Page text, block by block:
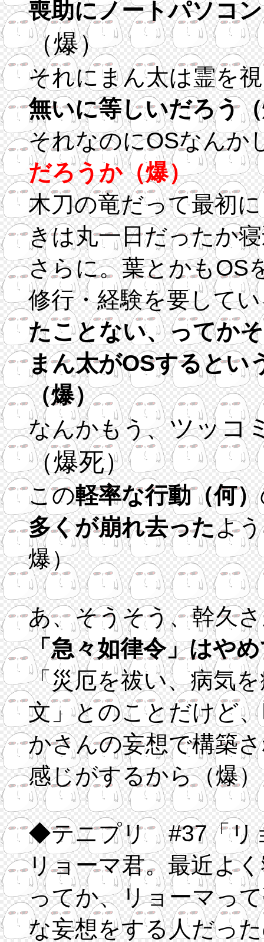
喪助にノートパソコン
（爆）
それにまん太は霊を
無いに等しいだろう
それなのにOSなんか
だろうか（爆）
木刀の竜だって最初
きは丸一日だったか
さらに。葉とかもOS
修行・経験を要して
たことない、ってか
まん太がOSするとい
（爆）
なんかもう、ツッコ
（爆死）
この軽率な行動（何）
多くが崩れ去ったよ
爆）
あ、そうそう、幹久
「急々如律令」はや
「災厄を祓い、病気
文」とのことだけど
かさんの妄想で構築
感じがするから（爆）
◆テニプリ #37「リ
リョーマ君。最近よ
ってか、リョーマっ
な妄想をする人だっ